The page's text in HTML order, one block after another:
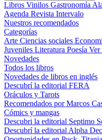
Libros Vinilos Gastronomía
Agenda Revista Intervalo
Nuestros recomendados
Categorías
Arte Ciencias sociales
Juveniles Literatura Poesía Ver
Novedades
Todos los libros
Novedades de libros en inglés
Descubrí la editorial FERA
Oráculos y Tarots
Recomendados por Marcos
Cómics y mangas
Descubri la editorial Septimo
Descubrí la editorial Alpha